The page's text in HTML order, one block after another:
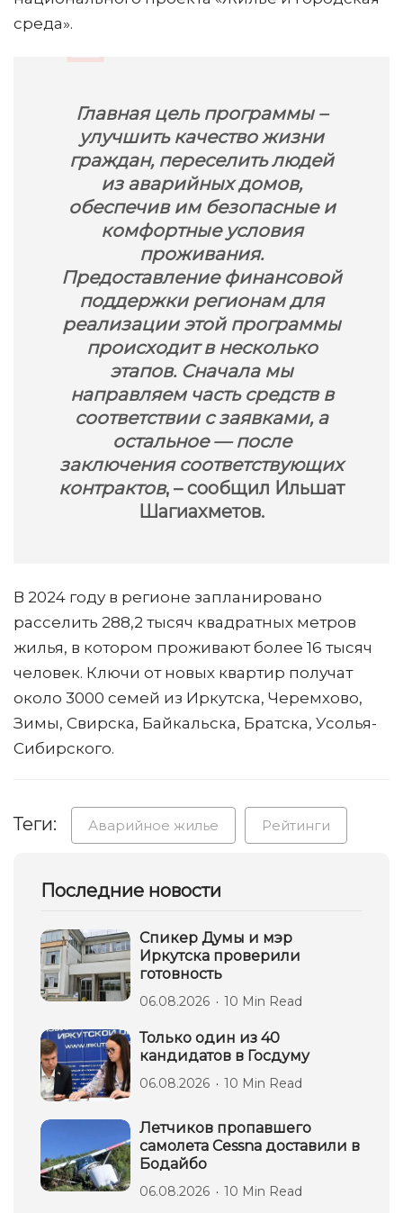
среда».
Главная цель программы –
улучшить качество жизни
граждан, переселить людей
из аварийных домов,
обеспечив им безопасные и
комфортные условия
проживания.
Предоставление финансовой
поддержки регионам для
реализации этой программы
происходит в несколько
этапов. Сначала мы
направляем часть средств в
соответствии с заявками, а
остальное — после
заключения соответствующих
контрактов, – сообщил Ильшат
Шагиахметов.
В 2024 году в регионе запланировано
расселить 288,2 тысяч квадратных метров
жилья, в котором проживают более 16 тысяч
человек. Ключи от новых квартир получат
около 3000 семей из Иркутска, Черемхово,
Зимы, Свирска, Байкальска, Братска, Усолья-
Сибирского.
Теги: Аварийное жилье Рейтинги
Последние новости
Спикер Думы и мэр
Иркутска проверили
готовность
06.08.2026 10 Min Read
Только один из 40
кандидатов в Госдуму
06.08.2026 10 Min Read
Летчиков пропавшего
самолета Cessna доставили в
Бодайбо
06.08.2026 10 Min Read